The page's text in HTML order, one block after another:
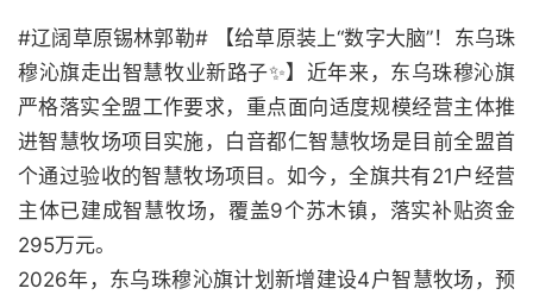
#辽阔草原锡林郭勒# 【给草原装上“数字大脑”！东乌珠
穆沁旗走出智慧牧业新路子✨】近年来，东乌珠穆沁旗
严格落实全盟工作要求，重点面向适度规模经营主体推
进智慧牧场项目实施，白音都仁智慧牧场是目前全盟首
个通过验收的智慧牧场项目。如今，全旗共有21户经营
主体已建成智慧牧场，覆盖9个苏木镇，落实补贴资金
295万元。
2026年，东乌珠穆沁旗计划新增建设4户智慧牧场，预